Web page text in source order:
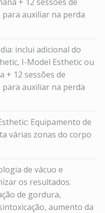
auxiliar na perda
inclui adicional do
I-Model Esthetic ou
+ 12 sessões de
auxiliar na perda
Equipamento de
várias zonas do corpo
de vácuo e
os resultados.
de gordura,
aumento da